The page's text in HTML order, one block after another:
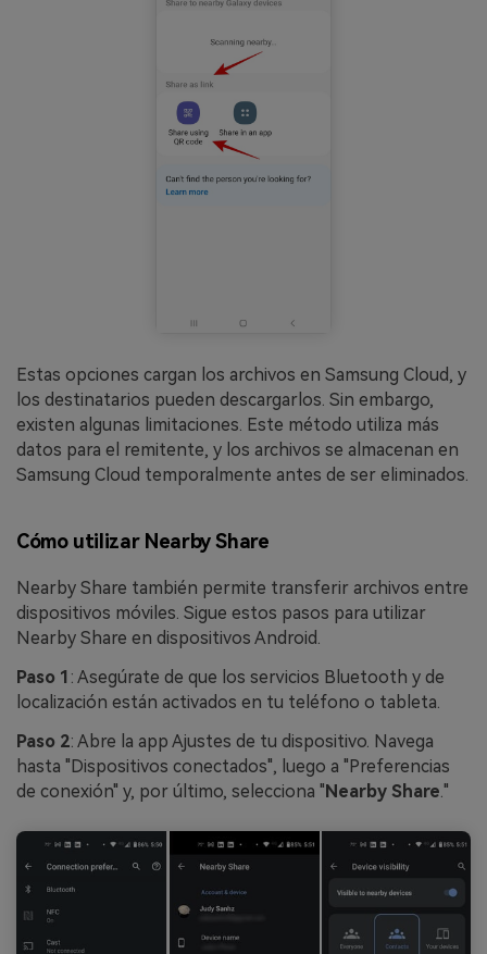
Estas opciones cargan los archivos en Samsung Cloud, y
los destinatarios pueden descargarlos. Sin embargo,
existen algunas limitaciones. Este método utiliza más
datos para el remitente, y los archivos se almacenan en
Samsung Cloud temporalmente antes de ser eliminados.
Cómo utilizar Nearby Share
Nearby Share también permite transferir archivos entre
dispositivos móviles. Sigue estos pasos para utilizar
Nearby Share en dispositivos Android.
Paso 1 : Asegúrate de que los servicios Bluetooth y de
localización están activados en tu teléfono o tableta.
Paso 2: Abre la app Ajustes de tu dispositivo. Navega
hasta "Dispositivos conectados", luego a "Preferencias
de conexión" y, por último, selecciona "Nearby Share."